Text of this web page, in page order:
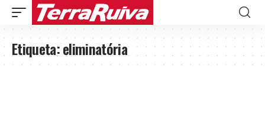
Etiqueta:eliminatória